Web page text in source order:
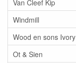
Van Cleef Kip
Windmill
Wood en sons Ivory
Ot & Sien